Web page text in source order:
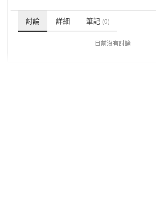
討論 詳細 筆記 (0)
目前沒有討論